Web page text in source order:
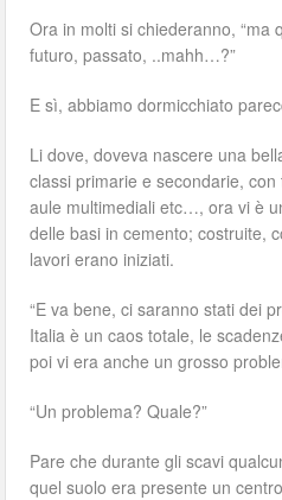
Ora in molti si chiederanno,
futuro, passato, ..mahh…?”
E sì, abbiamo dormicchiato
Li dove, doveva nascere una
classi primarie e secondarie,
aule multimediali etc…, ora vi è
delle basi in cemento; costruite,
lavori erano iniziati.
“E va bene, ci saranno stati dei
Italia è un caos totale, le
poi vi era anche un grosso
“Un problema? Quale?”
Pare che durante gli scavi
quel suolo era presente un